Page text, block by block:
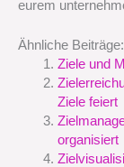
eurem
Ähnliche Beiträge:
Ziele und
Ziele feiert
organisiert